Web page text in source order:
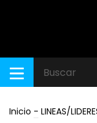
Inicio - LINEAS/